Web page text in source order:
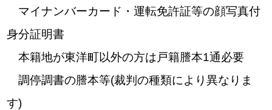
マイナンバーカード・運転免許証等の顔写真付
身分証明書
本籍地が東洋町以外の方は戸籍謄本1通必要
調停調書の謄本等(裁判の種類により異なりま
す)